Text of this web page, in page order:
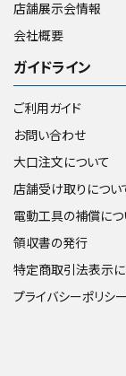
店舗展示会情報
会社概要
ガイドライン
ご利用ガイド
お問い合わせ
大口注文について
店舗受け取りについ
電動工具の補償につ
領収書の発行
特定商取引法表示に
プライバシーポリシー